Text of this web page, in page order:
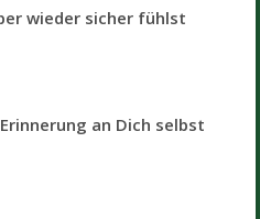
wieder sicher fühlst
an Dich selbst